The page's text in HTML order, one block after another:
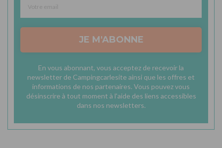
JE M'ABONNE
En vous abonnant, vous acceptez de recevoir la
newsletter de Campingcarlesite ainsi que les offres et
informations de nos partenaires. Vous pouvez vous
désinscrire à tout moment à l'aide des liens accessibles
dans nos newsletters.